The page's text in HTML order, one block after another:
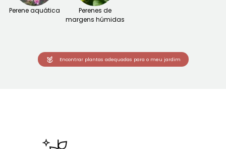
Perene aquática
Perenes de
margens húmidas
Encontrar plantas adequadas para o meu jardim